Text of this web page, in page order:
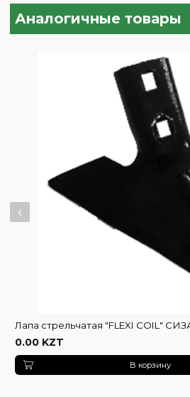
Аналогичные товары
Лапа стрельчатая "FLEXI COIL"
0.00 KZT
В корзину